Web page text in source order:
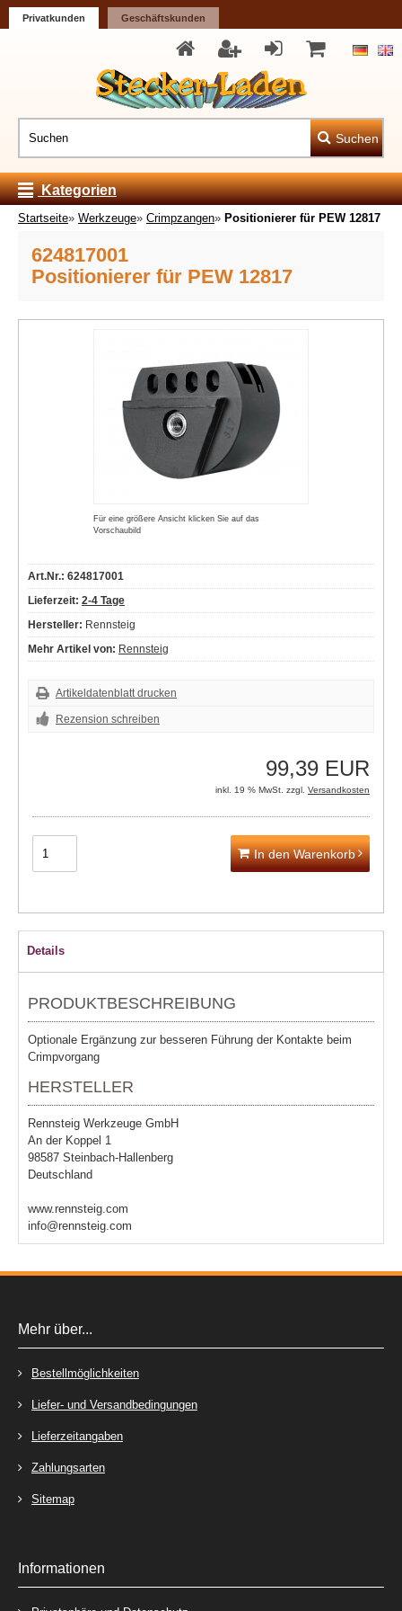
Privatkunden Geschäftskunden
Suchen
Kategorien
Startseite» Werkzeuge» Crimpzangen» Positionierer für PEW 12817
624817001
Positionierer für PEW 12817
Für eine größere Ansicht klicken Sie auf das
Vorschaubild
Art.Nr.: 624817001
Lieferzeit: 2-4 Tage
Hersteller: Rennsteig
Mehr Artikel von: Rennsteig
Artikeldatenblatt drucken
Rezension schreiben
99,39 EUR
inkl. 19 % MwSt. zzgl. Versandkosten
In den Warenkorb
Details
PRODUKTBESCHREIBUNG
Optionale Ergänzung zur besseren Führung der Kontakte beim
Crimpvorgang
HERSTELLER
Rennsteig Werkzeuge GmbH
An der Koppel 1
98587 Steinbach-Hallenberg
Deutschland
www.rennsteig.com
info@rennsteig.com
Mehr über...
Bestellmöglichkeiten
Liefer- und Versandbedingungen
Lieferzeitangaben
Zahlungsarten
Sitemap
Informationen